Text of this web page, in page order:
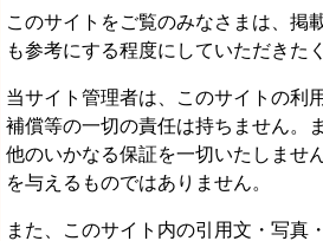
このサイトをご覧のみなさまは、掲
も参考にする程度にしていただきた
当サイト管理者は、このサイトの利
補償等の一切の責任は持ちません。
他のいかなる保証を一切いたしませ
を与えるものではありません。
また、このサイト内の引用文・写真